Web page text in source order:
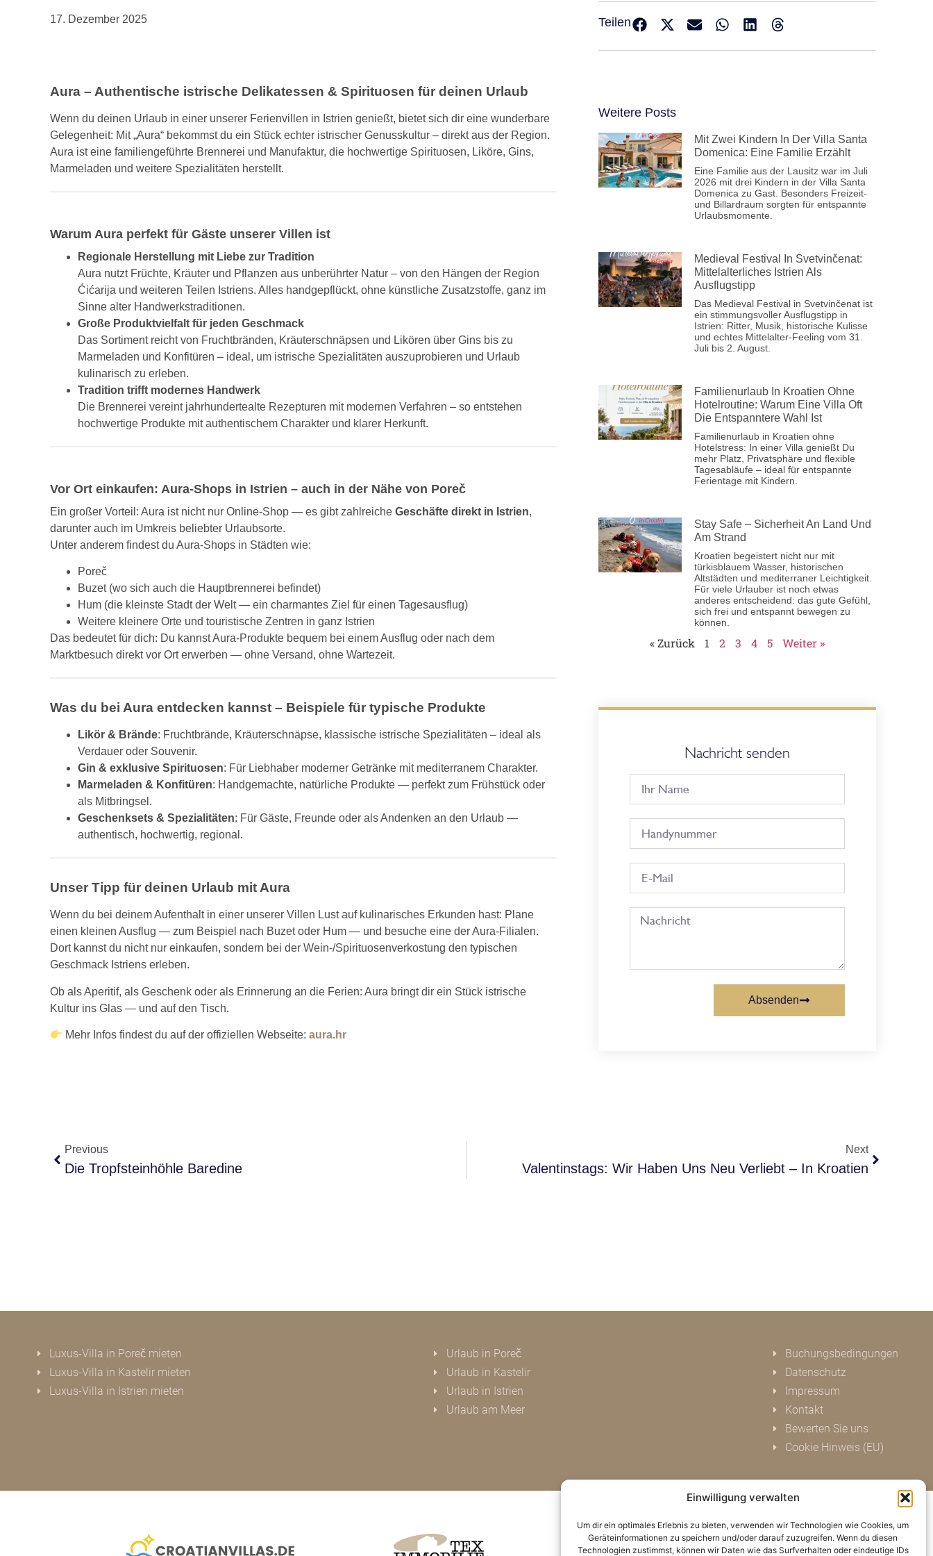
Einwilligung verwalten
Um dir ein optimales Erlebnis zu bieten, verwenden wir Technologien wie Cookies, um
Geräteinformationen zu speichern und/oder darauf zuzugreifen. Wenn du diesen
Technologien zustimmst, können wir Daten wie das Surfverhalten oder eindeutige IDs
17. Dezember 2025
Aura – Authentische istrische Delikatessen & Spirituosen für deinen Urlaub
Wenn du deinen Urlaub in einer unserer Ferienvillen in Istrien genießt, bietet sich dir eine wunderbare
Gelegenheit: Mit „Aura“ bekommst du ein Stück echter istrischer Genusskultur – direkt aus der Region.
Aura ist eine familiengeführte Brennerei und Manufaktur, die hochwertige Spirituosen, Liköre, Gins,
Marmeladen und weitere Spezialitäten herstellt.
Warum Aura perfekt für Gäste unserer Villen ist
Regionale Herstellung mit Liebe zur Tradition
Aura nutzt Früchte, Kräuter und Pflanzen aus unberührter Natur – von den Hängen der Region
Ćićarija und weiteren Teilen Istriens. Alles handgepflückt, ohne künstliche Zusatzstoffe, ganz im
Sinne alter Handwerkstraditionen.
Große Produktvielfalt für jeden Geschmack
Das Sortiment reicht von Fruchtbränden, Kräuterschnäpsen und Likören über Gins bis zu
Marmeladen und Konfitüren – ideal, um istrische Spezialitäten auszuprobieren und Urlaub
kulinarisch zu erleben.
Tradition trifft modernes Handwerk
Die Brennerei vereint jahrhundertealte Rezepturen mit modernen Verfahren – so entstehen
hochwertige Produkte mit authentischem Charakter und klarer Herkunft.
Vor Ort einkaufen: Aura-Shops in Istrien – auch in der Nähe von Poreč
Ein großer Vorteil: Aura ist nicht nur Online-Shop — es gibt zahlreiche Geschäfte direkt in Istrien,
darunter auch im Umkreis beliebter Urlaubsorte.
Unter anderem findest du Aura-Shops in Städten wie:
Poreč
Buzet (wo sich auch die Hauptbrennerei befindet)
Hum (die kleinste Stadt der Welt — ein charmantes Ziel für einen Tagesausflug)
Weitere kleinere Orte und touristische Zentren in ganz Istrien
Das bedeutet für dich: Du kannst Aura-Produkte bequem bei einem Ausflug oder nach dem
Marktbesuch direkt vor Ort erwerben — ohne Versand, ohne Wartezeit.
Was du bei Aura entdecken kannst – Beispiele für typische Produkte
Likör & Brände: Fruchtbrände, Kräuterschnäpse, klassische istrische Spezialitäten – ideal als
Verdauer oder Souvenir.
Gin & exklusive Spirituosen: Für Liebhaber moderner Getränke mit mediterranem Charakter.
Marmeladen & Konfitüren: Handgemachte, natürliche Produkte — perfekt zum Frühstück oder
als Mitbringsel.
Geschenksets & Spezialitäten: Für Gäste, Freunde oder als Andenken an den Urlaub —
authentisch, hochwertig, regional.
Unser Tipp für deinen Urlaub mit Aura
Wenn du bei deinem Aufenthalt in einer unserer Villen Lust auf kulinarisches Erkunden hast: Plane
einen kleinen Ausflug — zum Beispiel nach Buzet oder Hum — und besuche eine der Aura-Filialen.
Dort kannst du nicht nur einkaufen, sondern bei der Wein-/Spirituosenverkostung den typischen
Geschmack Istriens erleben.
Ob als Aperitif, als Geschenk oder als Erinnerung an die Ferien: Aura bringt dir ein Stück istrische
Kultur ins Glas — und auf den Tisch.
Mehr Infos findest du auf der offiziellen Webseite:aura.hr
Teilen
Weitere Posts
Mit Zwei Kindern In Der Villa Santa
Domenica: Eine Familie Erzählt
Eine Familie aus der Lausitz war im Juli
2026 mit drei Kindern in der Villa Santa
Domenica zu Gast. Besonders Freizeit-
und Billardraum sorgten für entspannte
Urlaubsmomente.
Medieval Festival In Svetvinčenat:
Mittelalterliches Istrien Als
Ausflugstipp
Das Medieval Festival in Svetvinčenat ist
ein stimmungsvoller Ausflugstipp in
Istrien: Ritter, Musik, historische Kulisse
und echtes Mittelalter-Feeling vom 31.
Juli bis 2. August.
Familienurlaub In Kroatien Ohne
Hotelroutine: Warum Eine Villa Oft
Die Entspanntere Wahl Ist
Familienurlaub in Kroatien ohne
Hotelstress: In einer Villa genießt Du
mehr Platz, Privatsphäre und flexible
Tagesabläufe – ideal für entspannte
Ferientage mit Kindern.
Stay Safe – Sicherheit An Land Und
Am Strand
Kroatien begeistert nicht nur mit
türkisblauem Wasser, historischen
Altstädten und mediterraner Leichtigkeit.
Für viele Urlauber ist noch etwas
anderes entscheidend: das gute Gefühl,
sich frei und entspannt bewegen zu
können.
« Zurück 1 2 3 4 5 Weiter »
Nachricht senden
Absenden
Previous
Die Tropfsteinhöhle Baredine
Next
Valentinstags: Wir Haben Uns Neu Verliebt – In Kroatien
Luxus-Villa in Poreč mieten
Luxus-Villa in Kastelir mieten
Luxus-Villa in Istrien mieten
Urlaub in Poreč
Urlaub in Kastelir
Urlaub in Istrien
Urlaub am Meer
Buchungsbedingungen
Datenschutz
Impressum
Kontakt
Bewerten Sie uns
Cookie Hinweis (EU)